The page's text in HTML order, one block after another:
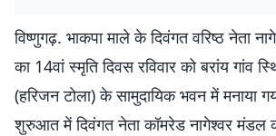
विष्णुगढ़. भाकपा माले के दिवंगत वरिष्ठ नेता
का 14वां स्मृति दिवस रविवार को बरांय गांव
(हरिजन टोला) के सामुदायिक भवन में मनाया
शुरुआत में दिवंगत नेता कॉमरेड नागेश्वर मंडल